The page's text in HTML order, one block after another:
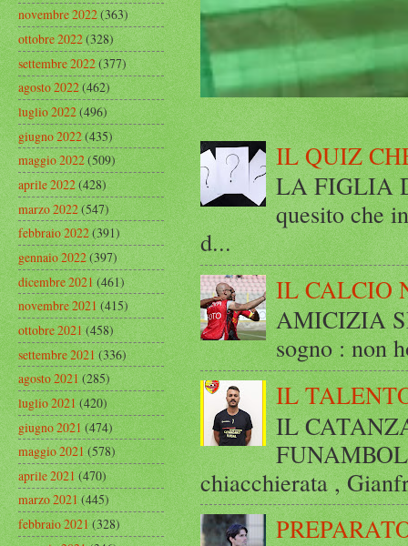
IL QUIZ
LA FIGLIA
quesito che
d...
IL CALCIO
AMICIZIA
sogno : non
IL
IL
chiacchierata ,
novembre 2022(363)
ottobre 2022(328)
settembre 2022(377)
agosto 2022(462)
luglio 2022(496)
giugno 2022(435)
maggio 2022(509)
aprile 2022(428)
marzo 2022(547)
febbraio 2022(391)
gennaio 2022(397)
dicembre 2021(461)
novembre 2021(415)
ottobre 2021(458)
settembre 2021(336)
agosto 2021(285)
luglio 2021(420)
giugno 2021(474)
maggio 2021(578)
aprile 2021(470)
marzo 2021(445)
febbraio 2021(328)